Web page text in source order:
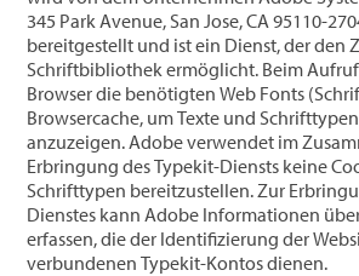
345 Park Avenue, San Jose, CA 95110-
bereitgestellt und ist ein Dienst, der den
Schriftbibliothek ermöglicht. Beim
Browser die benötigten Web Fonts
Browsercache, um Texte und
anzuzeigen. Adobe verwendet im
Erbringung des Typekit-Diensts keine
Schrifttypen bereitzustellen. Zur
Dienstes kann Adobe Informationen
erfassen, die der Identifizierung der
verbundenen Typekit-Kontos dienen.